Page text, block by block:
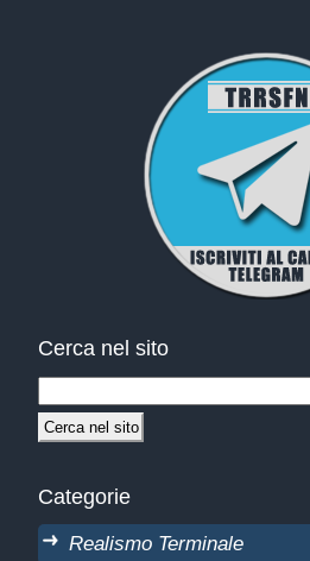
Cerca nel sito
Categorie
Realismo Terminale